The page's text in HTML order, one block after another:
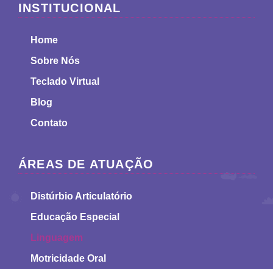
INSTITUCIONAL
Home
Sobre Nós
Teclado Virtual
Blog
Contato
ÁREAS DE ATUAÇÃO
Distúrbio Articulatório
Educação Especial
Linguagem
Motricidade Oral